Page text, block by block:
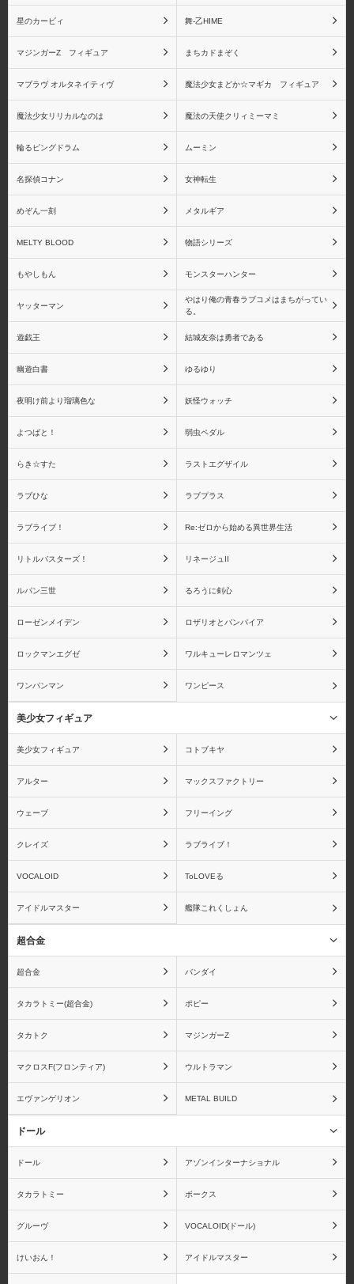
エヴォリューショントイ
エンブレイスジャパン オーキッドシード
回天堂 Gift
キャラアニ キューズQ
グリフォンエンタープラ
CCP G.E.M.
スカイチューブ
ディ・モールト ベネ ねんどろいど
ムービック メガハウス
メディアファクトリー メディコムトイ
星のカービィ 舞-乙HIME
マジンガーZ フィギュア まちカドまぞく
マブラヴ オルタネイティヴ 魔法少女まどか☆マギカ フィギュア
魔法少女リリカルなのは 魔法の天使クリィミーマミ
輪るピングドラム ムーミン
名探偵コナン 女神転生
めぞん一刻 メタルギア
MELTY BLOOD 物語シリーズ
もやしもん モンスターハンター
ヤッターマン
やはり俺の青春ラブコメはまちがってい
る。
遊戯王 結城友奈は勇者である
幽遊白書 ゆるゆり
夜明け前より瑠璃色な 妖怪ウォッチ
よつばと！ 弱虫ペダル
らき☆すた ラストエグザイル
ラブひな ラブプラス
ラブライブ！ Re:ゼロから始める異世界生活
リトルバスターズ！ リネージュII
ルパン三世 るろうに剣心
ローゼンメイデン ロザリオとバンパイア
ロックマンエグゼ ワルキューレロマンツェ
ワンパンマン ワンピース
美少女フィギュア
美少女フィギュア コトブキヤ
アルター マックスファクトリー
ウェーブ フリーイング
クレイズ ラブライブ！
VOCALOID ToLOVEる
アイドルマスター 艦隊これくしょん
超合金
超合金 バンダイ
タカラトミー(超合金) ポピー
タカトク マジンガーZ
マクロスF(フロンティア) ウルトラマン
エヴァンゲリオン METAL BUILD
ドール
ドール アゾンインターナショナル
タカラトミー ボークス
グルーヴ VOCALOID(ドール)
けいおん！ アイドルマスター